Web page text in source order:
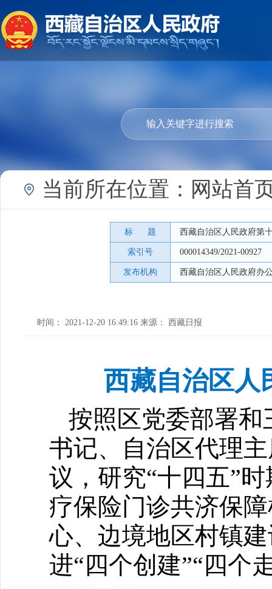
当前所在位置： 网站首
标 题 西藏自治区人民政府第
索引号 000014349/2021-00927
发布机构 西藏自治区人民政府办
时间： 2021-12-20 16:49:16 来源： 西藏日报
西藏自治区人
按照区党委部署和
书记、自治区代理
议，研究“十四五”
疗保险门诊共济保
心、边境地区村镇
进“四个创建”“四个